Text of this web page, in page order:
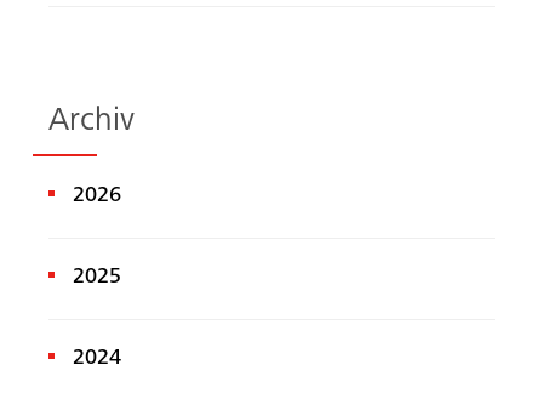
Archiv
2026
2025
2024